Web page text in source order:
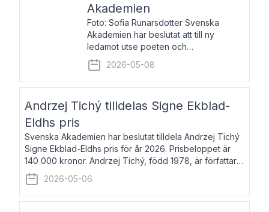
Akademien
Foto: Sofia Runarsdotter Svenska
Akademien har beslutat att till ny
ledamot utse poeten och
litteraturkritikern Anna Hallberg. Hon
efterträder poeten Tua Forsström på
stol 18 och kommer att ta sitt inträde vid
2026-05-08
Andrzej Tichý tilldelas Signe Ekblad-
Eldhs pris
Svenska Akademien har beslutat tilldela Andrzej Tichý
Signe Ekblad-Eldhs pris för år 2026. Prisbeloppet är
140 000 kronor. Andrzej Tichý, född 1978, är författare
och kulturskribent. Han debuterade 2005 med den
lovordade romanen Sex liter l
2026-05-06